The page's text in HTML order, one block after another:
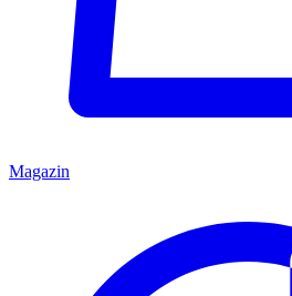
Magazin